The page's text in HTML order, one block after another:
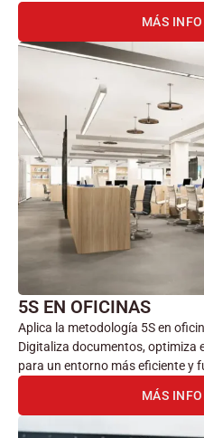
MÁS
5S EN OFICINAS
Aplica la metodología 5S en
Digitaliza documentos, optimiza
para un entorno más eficiente y
MÁS